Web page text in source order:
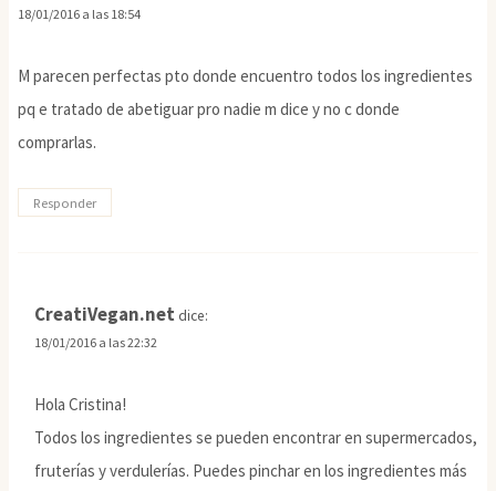
18/01/2016 a las 18:54
M parecen perfectas pto donde encuentro todos los ingredientes
pq e tratado de abetiguar pro nadie m dice y no c donde
comprarlas.
Responder
CreatiVegan.net dice:
18/01/2016 a las 22:32
Hola Cristina!
Todos los ingredientes se pueden encontrar en supermercados,
fruterías y verdulerías. Puedes pinchar en los ingredientes más